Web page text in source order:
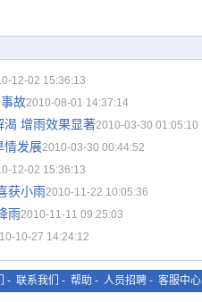
12-02 15:36:13
故2010-08-01 14:37:14
渴 增雨效果显著2010-03-30 01:05:10
情发展2010-03-30 00:44:52
12-02 15:36:13
获小雨2010-11-22 10:05:36
雨2010-11-11 09:25:03
10-27 14:24:12
- 联系我们 - 帮助 - 人员招聘 - 客服中心